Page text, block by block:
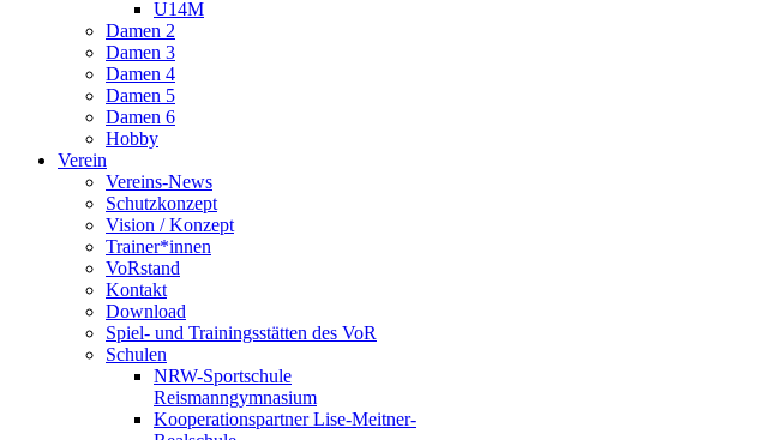
U14M
Damen 2
Damen 3
Damen 4
Damen 5
Damen 6
Hobby
Verein
Vereins-News
Schutzkonzept
Vision / Konzept
Trainer*innen
VoRstand
Kontakt
Download
Spiel- und Trainingsstätten des VoR
Schulen
NRW-Sportschule
Reismanngymnasium
Kooperationspartner Lise-Meitner-